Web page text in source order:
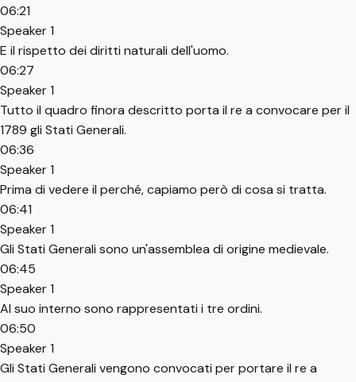
06:21
Speaker 1
E il rispetto dei diritti naturali dell'uomo.
06:27
Speaker 1
Tutto il quadro finora descritto porta il re a convocare per il
1789 gli Stati Generali.
06:36
Speaker 1
Prima di vedere il perché, capiamo però di cosa si tratta.
06:41
Speaker 1
Gli Stati Generali sono un'assemblea di origine medievale.
06:45
Speaker 1
Al suo interno sono rappresentati i tre ordini.
06:50
Speaker 1
Gli Stati Generali vengono convocati per portare il re a